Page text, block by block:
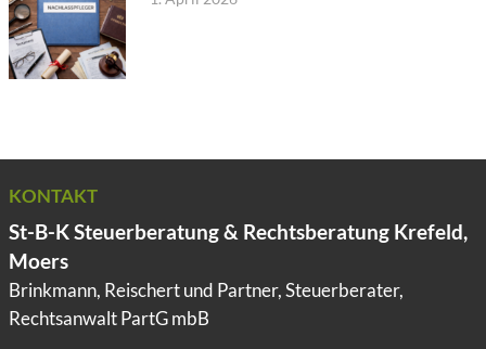
KONTAKT
St-B-K Steuerberatung & Rechtsberatung Krefeld,
Moers
Brinkmann, Reischert und Partner, Steuerberater,
Rechtsanwalt PartG mbB